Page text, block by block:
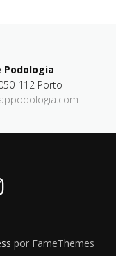
Podologia
112 Porto
por FameThemes